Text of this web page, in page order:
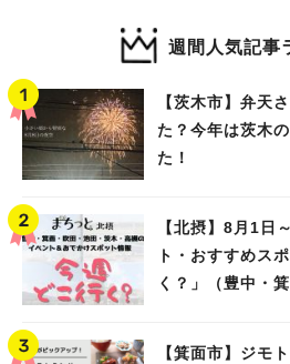
週間人気記事
【茨木市】弁天
た？今年は茨木
た！
【北摂】8月1日
ト・おすすめス
く？」（豊中・
【箕面市】ジモ